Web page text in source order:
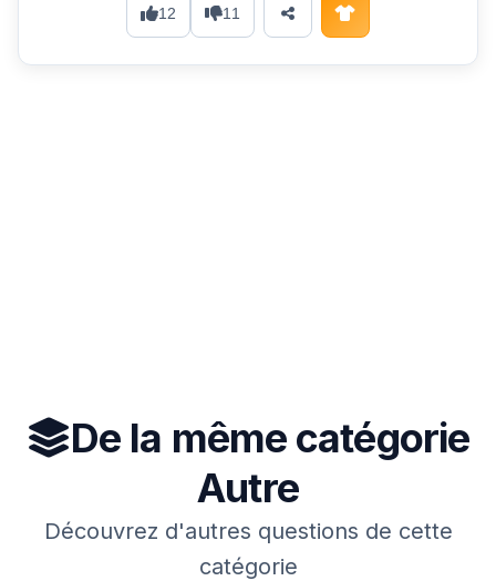
12 11
De la même catégorie
Autre
Découvrez d'autres questions de cette
catégorie